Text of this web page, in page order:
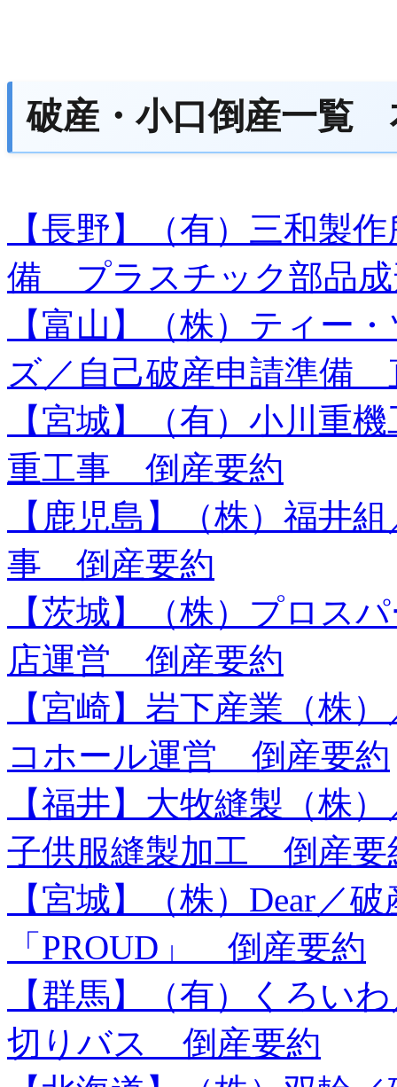
破産・小口倒産一覧
【長野】（有）三和製
備 プラスチック部品
【富山】（株）ティー
ズ／自己破産申請準備
【宮城】（有）小川重
重工事 倒産要約
【鹿児島】（株）福井
事 倒産要約
【茨城】（株）プロス
店運営 倒産要約
【宮崎】岩下産業（株
コホール運営 倒産要約
【福井】大牧縫製（株
子供服縫製加工 倒産要
【宮城】（株）Dear／
「PROUD」 倒産要約
【群馬】（有）くろい
切りバス 倒産要約